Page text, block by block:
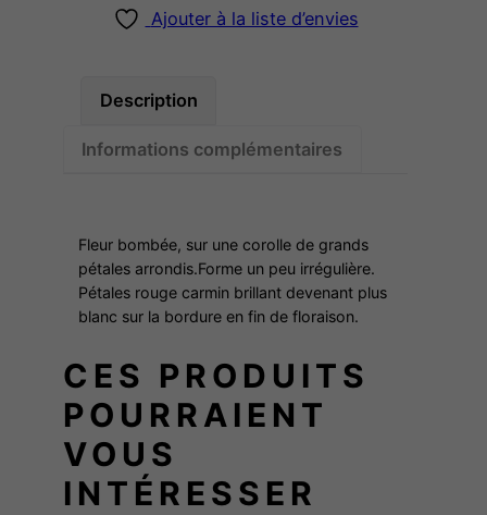
H
U
G
O
Ajouter à la liste d’envies
Description
Informations complémentaires
Fleur bombée, sur une corolle de grands
pétales arrondis.Forme un peu irrégulière.
Pétales rouge carmin brillant devenant plus
blanc sur la bordure en fin de floraison.
CES PRODUITS
POURRAIENT
VOUS
INTÉRESSER